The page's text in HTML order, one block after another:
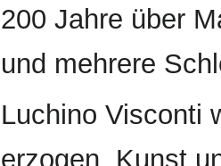
200 Jahre über
und mehrere
Luchino Visconti
erzogen. Kunst